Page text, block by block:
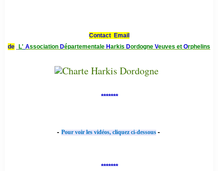
Contact Email
de
L' Association Départementale Harkis Dordogne Veuves et Orphelins
*******
- Pour voir les vidéos, cliquez ci-dessous -
*******